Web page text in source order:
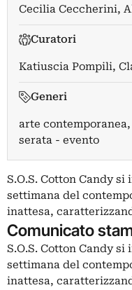
Cecilia Ceccherini,
Curatori
Katiuscia Pompili,
Generi
arte
serata - evento
S.O.S. Cotton Candy
settimana del
inattesa,
Comunicato
S.O.S. Cotton Candy
settimana del
inattesa,